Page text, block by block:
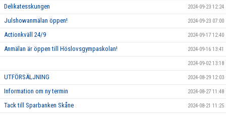
Delikatesskungen 2024-09-23 12:24
Julshowanmälan öppen! 2024-09-23 07:00
Actionkväll 24/9 2024-09-17 12:40
Anmälan är öppen till Höslovsgympaskolan! 2024-09-16 13:41
2024-09-02 13:18
UTFÖRSÄLJNING 2024-08-29 12:03
Information om ny termin 2024-08-27 11:48
Tack till Sparbanken Skåne 2024-08-21 11:25